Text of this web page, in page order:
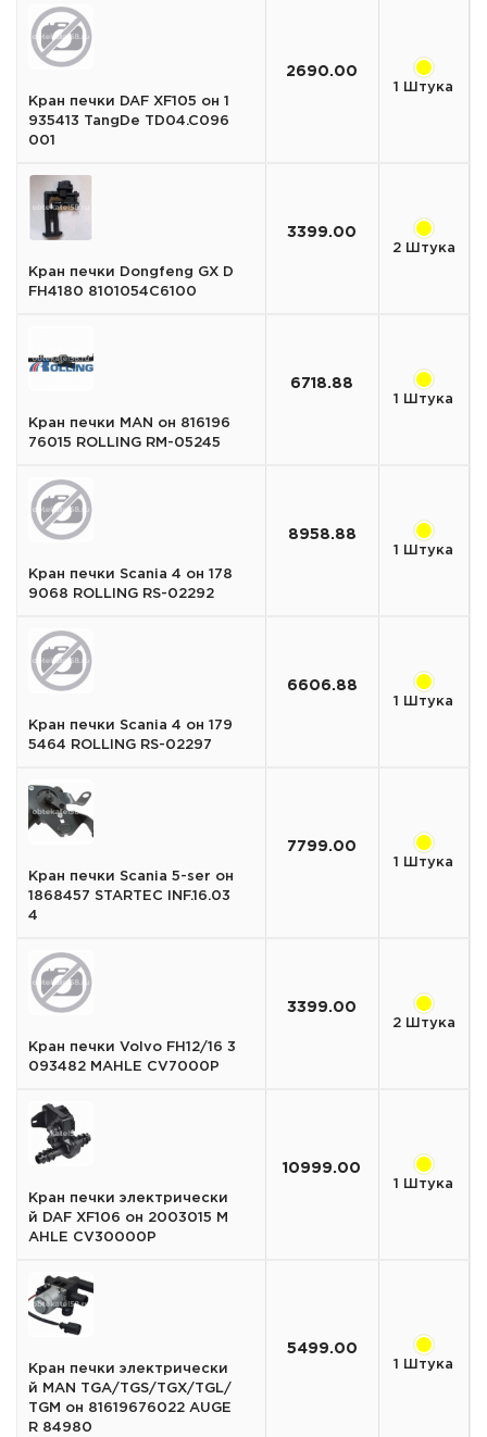
Кран печки DAF XF105 он 1
935413 TangDe TD04.C096
001
2690.00
1 Штука
Кран печки Dongfeng GX D
FH4180 8101054C6100
3399.00
2 Штука
Кран печки MAN он 816196
76015 ROLLING RM-05245
6718.88
1 Штука
Кран печки Scania 4 он 178
9068 ROLLING RS-02292
8958.88
1 Штука
Кран печки Scania 4 он 179
5464 ROLLING RS-02297
6606.88
1 Штука
Кран печки Scania 5-ser он
1868457 STARTEC INF.16.03
4
7799.00
1 Штука
Кран печки Volvo FH12/16 3
093482 MAHLE CV7000P
3399.00
2 Штука
Кран печки электрически
й DAF XF106 он 2003015 M
AHLE CV30000P
10999.00
1 Штука
Кран печки электрически
й MAN TGA/TGS/TGX/TGL/
TGM он 81619676022 AUGE
R 84980
5499.00
1 Штука